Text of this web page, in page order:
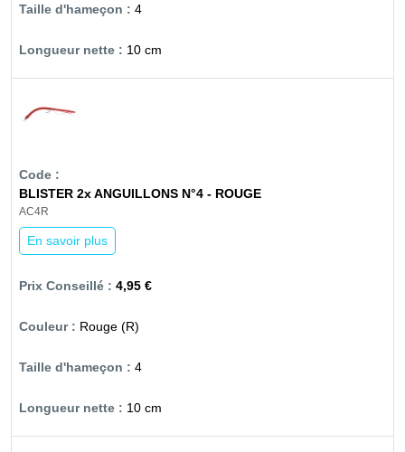
4
10 cm
BLISTER 2x ANGUILLONS N°4 - ROUGE
AC4R
En savoir plus
4,95 €
Rouge (R)
4
10 cm